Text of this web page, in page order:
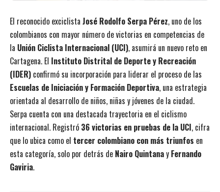
El reconocido exciclista José Rodolfo Serpa Pérez, uno de los
colombianos con mayor número de victorias en competencias de
la Unión Ciclista Internacional (UCI), asumirá un nuevo reto en
Cartagena. El Instituto Distrital de Deporte y Recreación
(IDER) confirmó su incorporación para liderar el proceso de las
Escuelas de Iniciación y Formación Deportiva, una estrategia
orientada al desarrollo de niños, niñas y jóvenes de la ciudad.
Serpa cuenta con una destacada trayectoria en el ciclismo
internacional. Registró 36 victorias en pruebas de la UCI, cifra
que lo ubica como el tercer colombiano con más triunfos en
esta categoría, solo por detrás de Nairo Quintanay Fernando
Gaviria.